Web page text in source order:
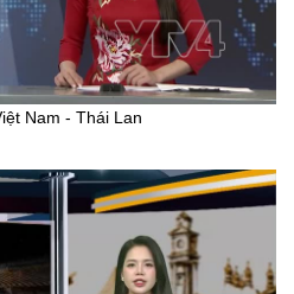
Nam - Thái Lan